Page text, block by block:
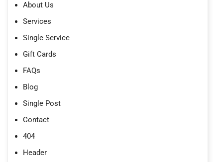
About Us
Services
Single Service
Gift Cards
FAQs
Blog
Single Post
Contact
404
Header